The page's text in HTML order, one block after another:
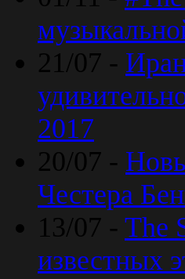
21/07 -
2017
20/07 -
Честера
13/07 - The
известных